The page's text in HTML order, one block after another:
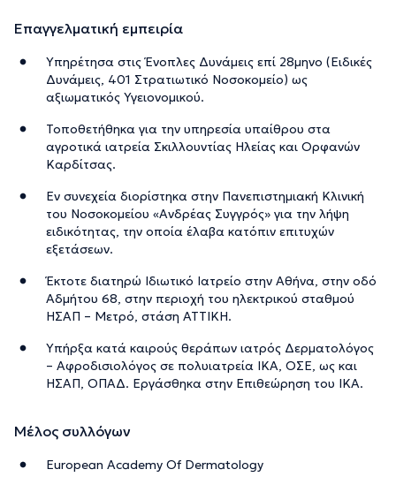
Επαγγελματική εμπειρία
Υπηρέτησα στις Ένοπλες Δυνάμεις επί 28μηνο (Ειδικές
Δυνάμεις, 401 Στρατιωτικό Νοσοκομείο) ως
αξιωματικός Υγειονομικού.
Τοποθετήθηκα για την υπηρεσία υπαίθρου στα
αγροτικά ιατρεία Σκιλλουντίας Ηλείας και Ορφανών
Καρδίτσας.
Εν συνεχεία διορίστηκα στην Πανεπιστημιακή Κλινική
του Νοσοκομείου «Ανδρέας Συγγρός» για την λήψη
ειδικότητας, την οποία έλαβα κατόπιν επιτυχών
εξετάσεων.
Έκτοτε διατηρώ Ιδιωτικό Ιατρείο στην Αθήνα, στην οδό
Αδμήτου 68, στην περιοχή του ηλεκτρικού σταθμού
ΗΣΑΠ – Μετρό, στάση ΑΤΤΙΚΗ.
Υπήρξα κατά καιρούς θεράπων ιατρός Δερματολόγος
– Αφροδισιολόγος σε πολυιατρεία ΙΚΑ, ΟΣΕ, ως και
ΗΣΑΠ, ΟΠΑΔ. Εργάσθηκα στην Επιθεώρηση του ΙΚΑ.
Μέλος συλλόγων
European Academy Of Dermatology